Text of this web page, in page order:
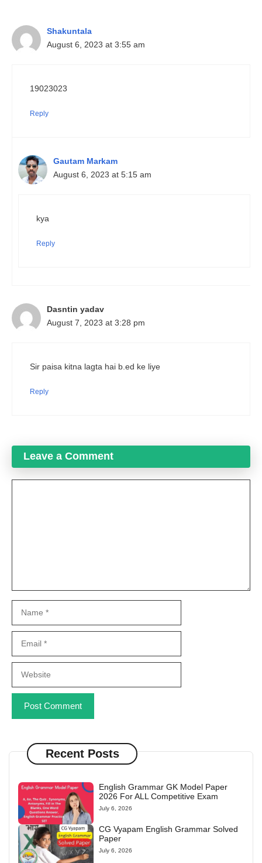
Shakuntala
August 6, 2023 at 3:55 am
19023023
Reply
Gautam Markam
August 6, 2023 at 5:15 am
kya
Reply
Dasntin yadav
August 7, 2023 at 3:28 pm
Sir paisa kitna lagta hai b.ed ke liye
Reply
Leave a Comment
Recent Posts
English Grammar GK Model Paper
2026 For ALL Competitive Exam
July 6, 2026
CG Vyapam English Grammar Solved
Paper
July 6, 2026